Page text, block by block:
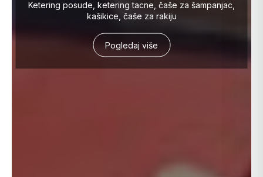
Ketering posude, ketering tacne, čaše za šampanjac,
kašikice, čaše za rakiju
Pogledaj više